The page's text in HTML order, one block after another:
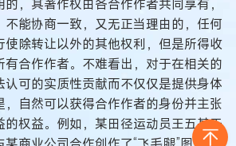
，其著作权由各合作作者共同享有，
不能协商一致，又无正当理由的，任何
使除转让以外的其他权利，但是所得收
有合作作者。不难看出，对于在相关的
可的实质性贡献而不仅仅是提供身体
，自然可以获得合作作者的身份并主张
的权益。例如，某田径运动员王五基于